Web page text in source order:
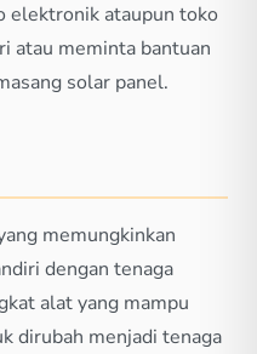
elektronik ataupun toko
atau meminta bantuan
solar panel.
memungkinkan
dengan tenaga
alat yang mampu
dirubah menjadi tenaga